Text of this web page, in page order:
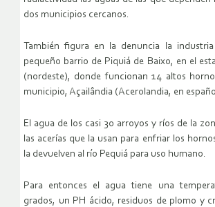
dos municipios cercanos.
También figura en la denuncia la
pequeño barrio de Piquiá de Baixo, en el
(nordeste), donde funcionan 14 altos
municipio, Açailândia (Acerolandia, en
El agua de los casi 30 arroyos y ríos de la
las acerías que la usan para enfriar los
la devuelven al río Pequiá para uso humano.
Para entonces el agua tiene una
grados, un PH ácido, residuos de plomo y